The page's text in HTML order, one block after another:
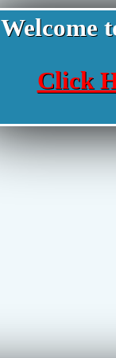
Welcome
Click